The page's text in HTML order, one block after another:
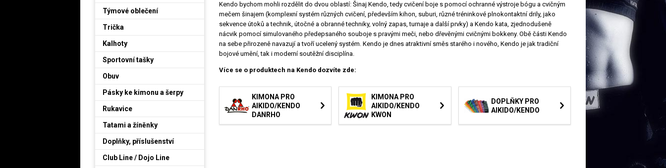
Kendo bychom mohli rozdělit do dvou oblastí: Šinaj Kendo, tedy cvičení boje s pomocí ochranné výstroje bógu a cvičným
mečem šinajem (komplexní systém různých cvičení, především kihon, suburi, různé tréninkové plnokontaktní drily, jako
sekvence útoků a technik, útočné a obranné techniky, volný zapas, turnaje a další prvky) a Kendo kata, zjednodušeně
nácvik pomocí simulovaného předepsaného souboje s pravými meči, nebo dřevěnými cvičnými bokkeny. Obě části Kendo
na sebe přirozeně navazují a tvoří ucelený systém. Kendo je dnes atraktivní směs starého i nového, Kendo je jak tradiční
bojové umění, tak i moderní soutěžní disciplína.
Více se o produktech na Kendo dozvíte zde:
KIMONA PRO
AIKIDO/KENDO
DANRHO
KIMONA PRO
AIKIDO/KENDO
KWON
DOPLŇKY PRO
AIKIDO/KENDO
Týmové oblečení
Trička
Kalhoty
Sportovní tašky
Obuv
Pásky ke kimonu a šerpy
Rukavice
Tatami a žíněnky
Doplňky, příslušenství
Club Line / Dojo Line